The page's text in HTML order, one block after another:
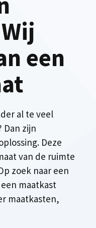
een
al te veel
zijn
Deze
van de ruimte
zoek naar een
maatkast
maatkasten,